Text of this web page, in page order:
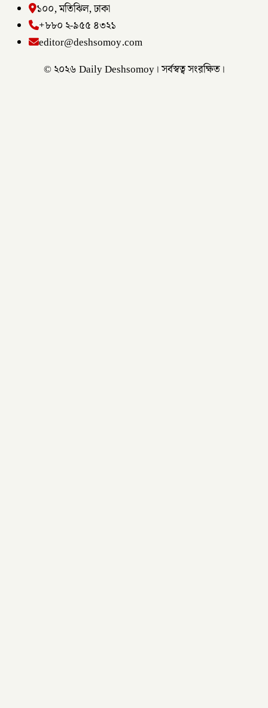
১০০, মতিঝিল, ঢাকা
+৮৮০ ২-৯৫৫ ৪৩২১
editor@deshsomoy.com
© ২০২৬ Daily Deshsomoy। সর্বস্বত্ব সংরক্ষিত।